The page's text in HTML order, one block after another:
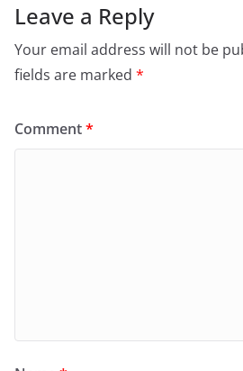
Leave a Reply
Your email address will not be
fields are marked *
Comment*